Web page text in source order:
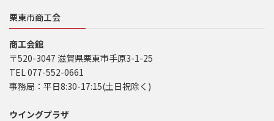
栗東市商工会
商工会館
〒520-3047 滋賀県栗東市手原3-1-25
TEL 077-552-0661
事務局：平日8:30-17:15(土日祝除く)
ウイングプラザ